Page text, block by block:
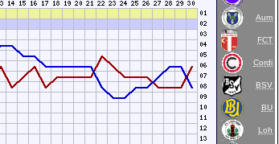
Aum
FCT
Cordi
BSV
BU
Loh